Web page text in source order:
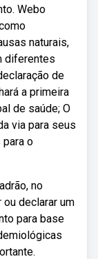
Webo
naturais,
diferentes
de
a primeira
de saúde; O
via para seus
o
no
declarar um
para base